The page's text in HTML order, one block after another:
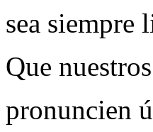
sea siempre
Que
pronuncien